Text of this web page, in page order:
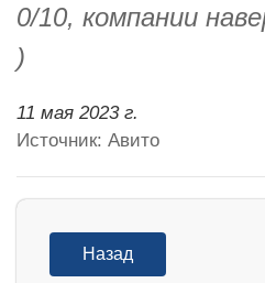
0/10, компании
)
11 мая 2023 г.
Источник: Авито
Назад